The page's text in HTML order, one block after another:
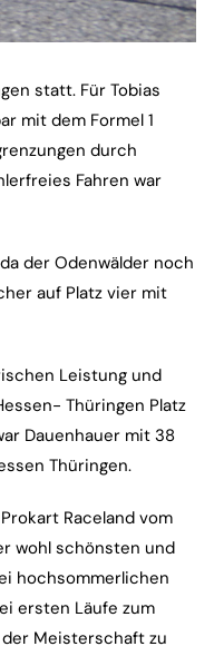
statt. Für Tobias
mit dem Formel 1
durch
Fahren war
der Odenwälder noch
auf Platz vier mit
Leistung und
Thüringen Platz
Dauenhauer mit 38
Thüringen.
Raceland vom
wohl schönsten und
hochsommerlichen
ersten Läufe zum
der Meisterschaft zu